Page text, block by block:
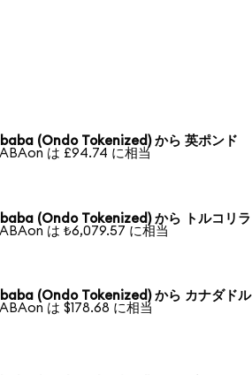
(Ondo Tokenized) から 英ポンド
は £94.74 に相当
(Ondo Tokenized) から トルコリラ
は ₺6,079.57 に相当
(Ondo Tokenized) から カナダドル
は $178.68 に相当